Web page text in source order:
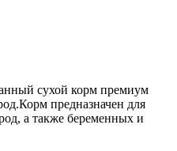
сухой корм премиум
предназначен для
а также беременных и